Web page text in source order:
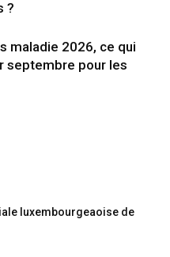
?
maladie 2026, ce qui
septembre pour les
luxembourgeaoise de